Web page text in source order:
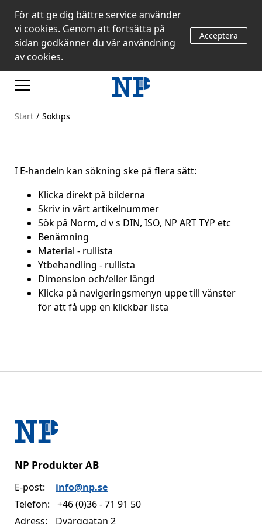
För att ge dig bättre service använder
vi cookies. Genom att fortsätta på
sidan godkänner du vår användning
av cookies.
Acceptera
Start / Söktips
I E-handeln kan sökning ske på flera sätt:
Klicka direkt på bilderna
Skriv in vårt artikelnummer
Sök på Norm, d v s DIN, ISO, NP ART TYP etc
Benämning
Material - rullista
Ytbehandling - rullista
Dimension och/eller längd
Klicka på navigeringsmenyn uppe till vänster
för att få upp en klickbar lista
NP Produkter AB
E-post:
info@np.se
Telefon:
+46 (0)36 - 71 91 50
Adress:
Dvärggatan 2